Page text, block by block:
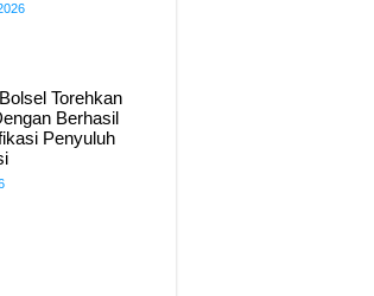
Torehkan
Berhasil
Penyuluh